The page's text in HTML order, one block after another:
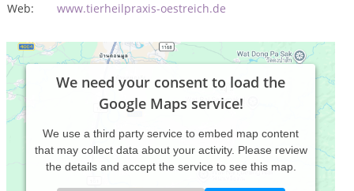
Web:
www.tierheilpraxis-oestreich.de
We need your consent to load the
Google Maps service!
We use a third party service to embed map content
that may collect data about your activity. Please review
the details and accept the service to see this map.